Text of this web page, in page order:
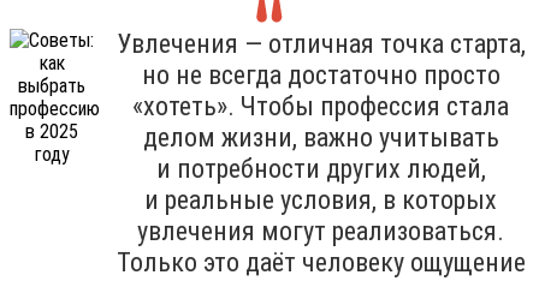
Увлечения — отличная точка старта,
но не всегда достаточно просто
«хотеть». Чтобы профессия стала
делом жизни, важно учитывать
и потребности других людей,
и реальные условия, в которых
увлечения могут реализоваться.
Только это даёт человеку ощущение